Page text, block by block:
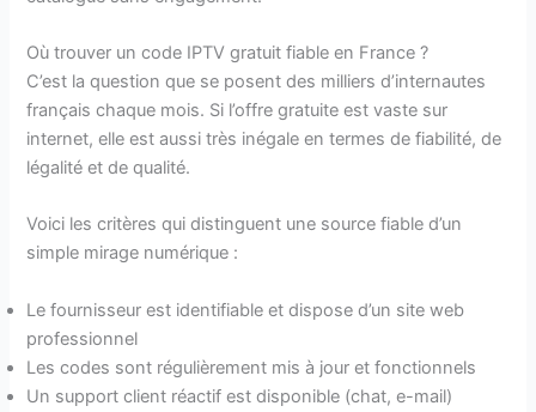
Où trouver un code IPTV gratuit fiable en France ?
C’est la question que se posent des milliers d’internautes
français chaque mois. Si l’offre gratuite est vaste sur
internet, elle est aussi très inégale en termes de fiabilité, de
légalité et de qualité.
Voici les critères qui distinguent une source fiable d’un
simple mirage numérique :
Le fournisseur est identifiable et dispose d’un site web
professionnel
Les codes sont régulièrement mis à jour et fonctionnels
Un support client réactif est disponible (chat, e-mail)